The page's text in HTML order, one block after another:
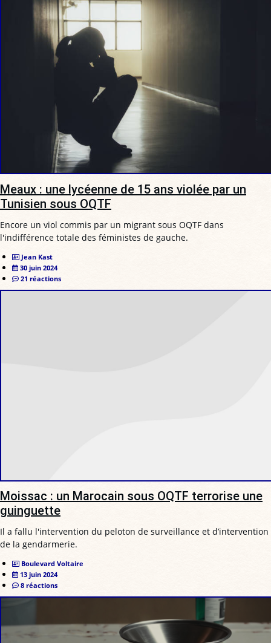
Meaux : une lycéenne de 15 ans violée par un
Tunisien sous OQTF
Encore un viol commis par un migrant sous OQTF dans
l'indifférence totale des féministes de gauche.
Jean Kast
30 juin 2024
21 réactions
Moissac : un Marocain sous OQTF terrorise une
guinguette
Il a fallu l'intervention du peloton de surveillance et d’intervention
de la gendarmerie.
Boulevard Voltaire
13 juin 2024
8 réactions